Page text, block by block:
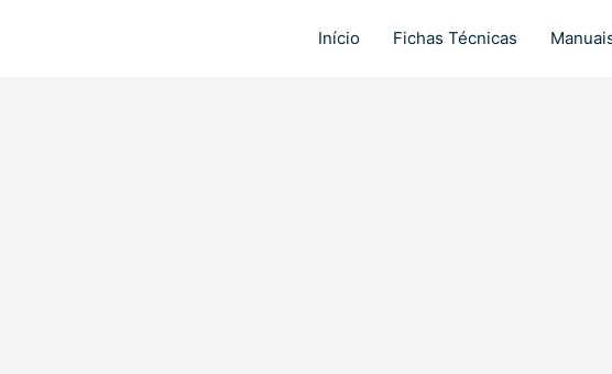
Início Fichas Técnicas